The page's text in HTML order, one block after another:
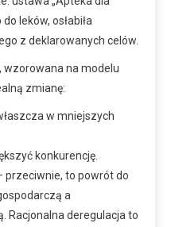
leków, osłabiła
z deklarowanych celów.
wzorowana na modelu
zmianę:
w mniejszych
konkurencję.
przeciwnie, to powrót do
a
Racjonalna deregulacja to